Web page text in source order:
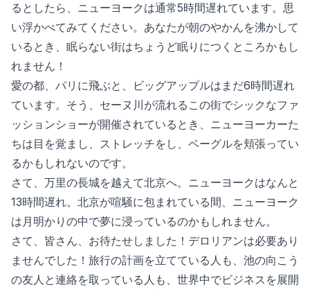
るとしたら、ニューヨークは通常5時間遅れています。思
い浮かべてみてください。あなたが朝のやかんを沸かして
いるとき、眠らない街はちょうど眠りにつくところかもし
れません！
愛の都、パリに飛ぶと、ビッグアップルはまだ6時間遅れ
ています。そう、セーヌ川が流れるこの街でシックなファ
ッションショーが開催されているとき、ニューヨーカーた
ちは目を覚まし、ストレッチをし、ベーグルを頬張ってい
るかもしれないのです。
さて、万里の長城を越えて北京へ。ニューヨークはなんと
13時間遅れ。北京が喧騒に包まれている間、ニューヨーク
は月明かりの中で夢に浸っているのかもしれません。
さて、皆さん、お待たせしました！デロリアンは必要あり
ませんでした！旅行の計画を立てている人も、池の向こう
の友人と連絡を取っている人も、世界中でビジネスを展開